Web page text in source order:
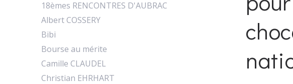
18èmes RENCONTRES D'AUBRAC
Albert COSSERY
Bibi
Bourse au mérite
Camille CLAUDEL
Christian EHRHART